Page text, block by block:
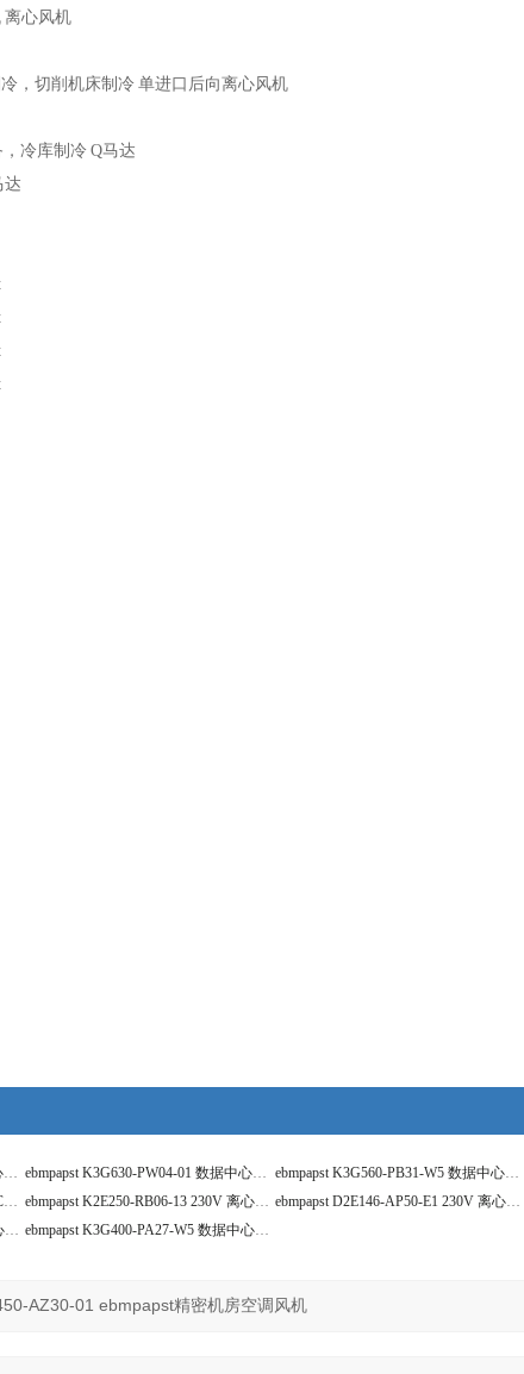
离心风机
，切削机床制冷 单进口后向离心风机
冷库制冷Q马达
达
ebmpapst R2E250-RC08-01 230V 离心风机 ebmpapst K3G630-PW04-01 数据中心离心风机 ebmpapst K3G560-PB31-W5 数据中心离心风机
ebmpapst K3G200-BDA8-05 400W EC离心风机
ebmpapst K2E250-RB06-13 230V 离心风机 ebmpapst D2E146-AP50-E1 230V 离心风机
ebmpapst K3G450-PA31-W5 数据中心离心风机
ebmpapst K3G400-PA27-W5 数据中心离心风机